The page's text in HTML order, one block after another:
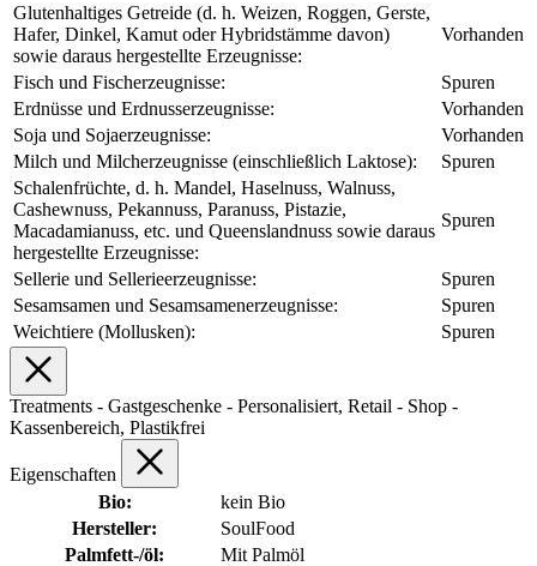
Glutenhaltiges Getreide (d. h. Weizen, Roggen, Gerste,
Hafer, Dinkel, Kamut oder Hybridstämme davon)
sowie daraus hergestellte Erzeugnisse:
Vorhanden
Fisch und Fischerzeugnisse:
Spuren
Erdnüsse und Erdnusserzeugnisse:
Vorhanden
Soja und Sojaerzeugnisse:
Vorhanden
Milch und Milcherzeugnisse (einschließlich Laktose):
Spuren
Schalenfrüchte, d. h. Mandel, Haselnuss, Walnuss,
Cashewnuss, Pekannuss, Paranuss, Pistazie,
Macadamianuss, etc. und Queenslandnuss sowie daraus
hergestellte Erzeugnisse:
Spuren
Sellerie und Sellerieerzeugnisse:
Spuren
Sesamsamen und Sesamsamenerzeugnisse:
Spuren
Weichtiere (Mollusken):
Spuren
Treatments - Gastgeschenke - Personalisiert, Retail - Shop -
Kassenbereich, Plastikfrei
Eigenschaften
Bio:
kein Bio
Hersteller:
SoulFood
Palmfett-/öl:
Mit Palmöl